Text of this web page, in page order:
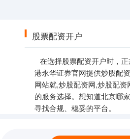
股票配资开户
在选择股票配资开户时，
港永华证券官网提供炒股配
网站就,炒股配资网,炒股配
的服务选择。想知道北京哪
寻找合规、稳妥的平台。